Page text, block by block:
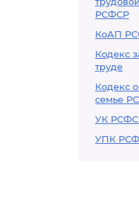
РСФСР
КоАП
Кодекс
труде
Кодекс
семье
УК
УПК